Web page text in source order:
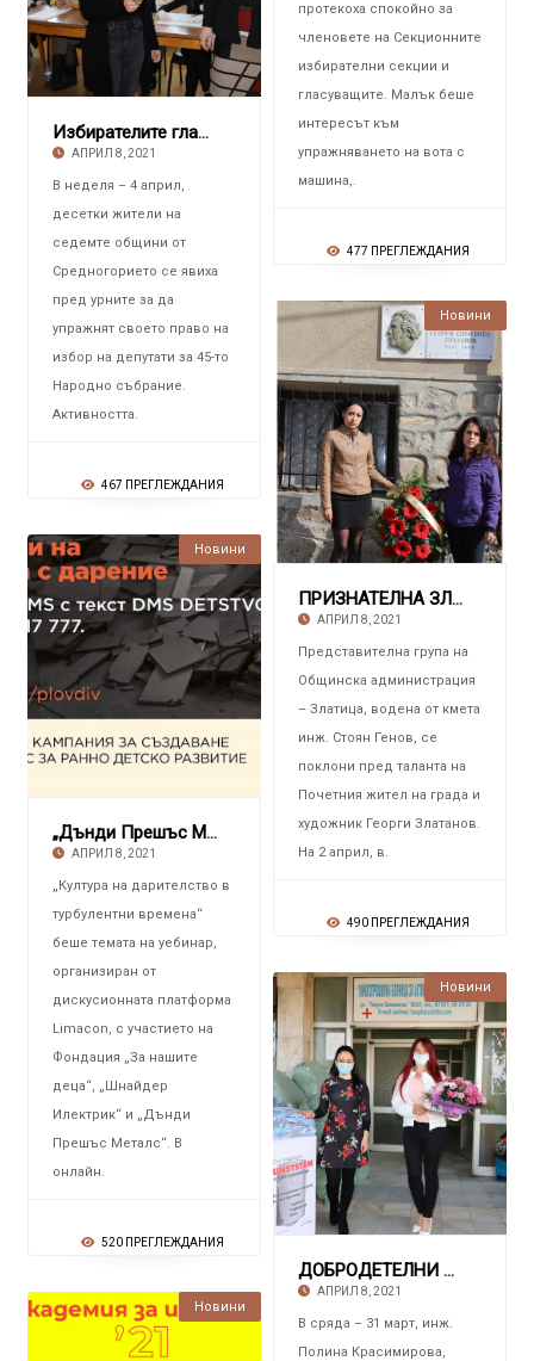
Избирателите гласуваха за шарен Парламент
АПРИЛ 8, 2021
В неделя – 4 април,
десетки жители на
седемте общини от
Средногорието се явиха
пред урните за да
упражнят своето право на
избор на депутати за 45-то
Народно събрание.
Активността.
467 ПРЕГЛЕЖДАНИЯ
протекоха спокойно за
членовете на Секционните
избирателни секции и
гласуващите. Малък беше
интересът към
упражняването на вота с
машина,.
477 ПРЕГЛЕЖДАНИЯ
Новини
ПРИЗНАТЕЛНА ЗЛАТИЦА Стори поклон пред талант
АПРИЛ 8, 2021
Представителна група на
Общинска администрация
– Златица, водена от кмета
инж. Стоян Генов, се
поклони пред таланта на
Почетния жител на града и
художник Георги Златанов.
На 2 април, в.
490 ПРЕГЛЕЖДАНИЯ
Новини
„Дънди Прешъс Металс” и културата на дарителс
АПРИЛ 8, 2021
„Култура на дарителство в
турбулентни времена“
беше темата на уебинар,
организиран от
дискусионната платформа
Limacon, с участието на
Фондация „За нашите
деца“, „Шнайдер
Илектрик“ и „Дънди
Прешъс Металс“. В
онлайн.
520 ПРЕГЛЕЖДАНИЯ
Новини
ДОБРОДЕТЕЛНИ И БЛАГОРОДНИ ХОРА Помогнаха на
АПРИЛ 8, 2021
В сряда – 31 март, инж.
Полина Красимирова,
Новини